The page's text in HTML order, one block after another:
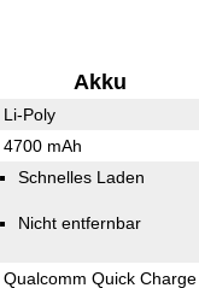
Akku
Li-Poly
4700 mAh
Schnelles Laden
Nicht entfernbar
Qualcomm Quick